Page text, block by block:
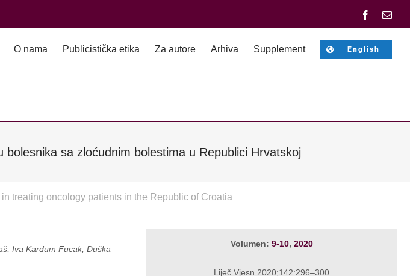
Facebook
O nama Publicistička etika Za autore Arhiva Supplement English
sa zloćudnim bolestima u Republici Hrvatskoj
treating oncology patients in the Republic of Croatia
Iva Kardum Fucak, Duška
Volumen: 9-10, 2020
Liječ Vjesn 2020;142:296–300